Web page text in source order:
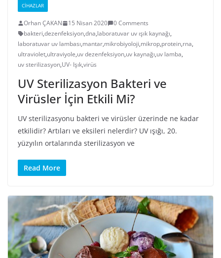
CIHAZLAR
Orhan ÇAKAN 15 Nisan 2020
0 Comments
bakteri,dezenfeksiyon,dna,laboratuvar uv ışık kaynağı,
laboratuvar uv lambası,mantar,mikrobiyoloji,mikrop,protein,rna,
ultraviolet,ultraviyole,uv dezenfeksiyon,uv kaynağı,uv lamba,
uv sterilizasyon,UV- Işık,virüs
UV Sterilizasyon Bakteri ve
Virüsler İçin Etkili Mi?
UV sterilizasyonu bakteri ve virüsler üzerinde ne kadar
etkilidir? Artıları ve eksileri nelerdir? UV ışığı, 20.
yüzyılın ortalarında sterilizasyon ve
Read More